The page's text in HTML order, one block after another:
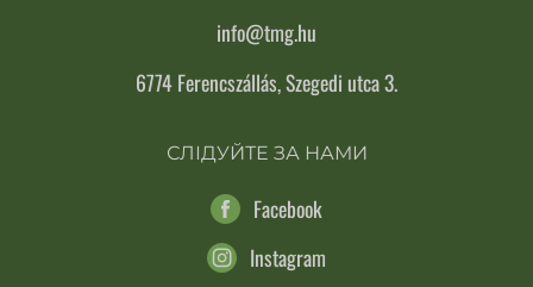
info@tmg.hu
6774 Ferencszállás, Szegedi utca 3.
СЛІДУЙТЕ ЗА НАМИ
Facebook
Instagram